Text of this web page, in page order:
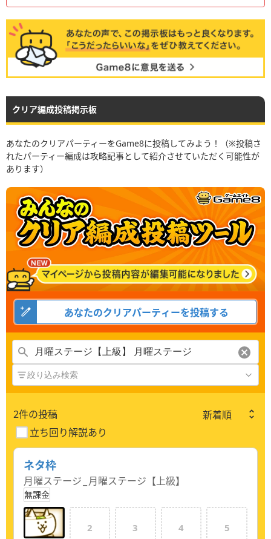
クリア編成投稿掲示板
あなたのクリアパーティーをGame8に投稿してみよう！（※投稿さ
れたパーティー編成は攻略記事として紹介させていただく可能性が
あります）
あなたのクリアパーティーを投稿する
絞り込み検索
2件の投稿
立ち回り解説あり
ネタ枠
月曜ステージ 月曜ステージ【上級】
無課金
2 3 4 5